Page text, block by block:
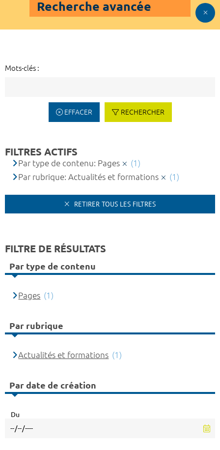
Recherche avancée
Mots-clés :
EFFACER RECHERCHER
FILTRES ACTIFS
Par type de contenu: Pages
(1)
Par rubrique: Actualités et formations
(1)
RETIRER TOUS LES FILTRES
FILTRE DE RÉSULTATS
Par type de contenu
Pages (1)
Par rubrique
Actualités et formations (1)
Par date de création
Du